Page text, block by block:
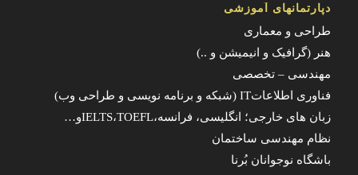
دپارتمانهای آموزشی
طراحی و معماری
هنر (گرافیک و انیمیشن و ..)
مهندسی – تخصصی
فناوری اطلاعاتIT (شبکه و برنامه نویسی و طراحی وب)
زبان های خارجی؛ انگلیسی، فرانسه،IELTS،TOEFLو…
نظام مهندسی ساختمان
باشگاه نوجوانان بُرنا